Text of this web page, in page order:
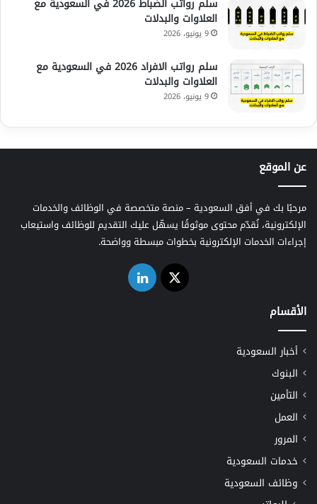
العلاوات والبدلات
9 يونيو، 2026
سلم رواتب الافراد 2026 في السعودية مع
العلاوات والبدلات
9 يونيو، 2026
عن الموقع
مرحبًا بك في أفق السعودية – منصة متخصصة في الوظائف والخدمات
الإلكترونية، نُقدّم محتوى موثوقًا يسهّل عليك التقديم للوظائف واستيعاب
إجراءات الخدمات الإلكترونية بخطوات مبسطة وواضحة.
‫X لينكدإن
الأقسام
أخبار السعودية
البنوك
التأمين
العمل
المرور
خدمات السعودية
وظائف السعودية